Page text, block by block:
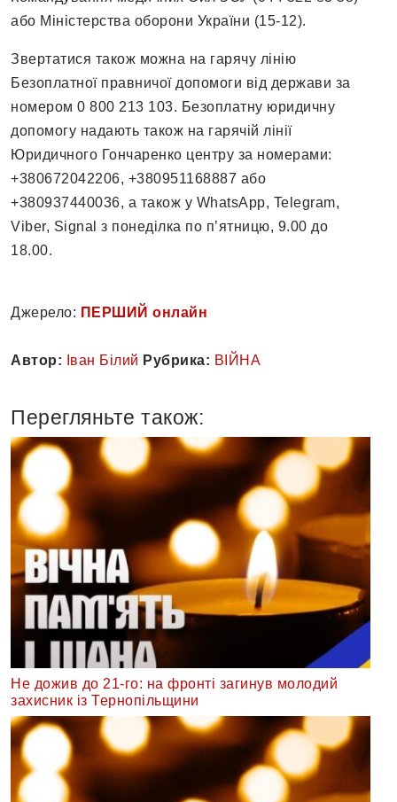
або Міністерства оборони України (15-12).
Звертатися також можна на гарячу лінію
Безоплатної правничої допомоги від держави за
номером 0 800 213 103. Безоплатну юридичну
допомогу надають також на гарячій лінії
Юридичного Гончаренко центру за номерами:
+380672042206, +380951168887 або
+380937440036, а також у WhatsApp, Telegram,
Viber, Signal з понеділка по п’ятницю, 9.00 до
18.00.
Джерело: ПЕРШИЙ онлайн
Автор: Іван Білий Рубрика: ВІЙНА
Перегляньте також:
Не дожив до 21-го: на фронті загинув молодий
захисник із Тернопільщини